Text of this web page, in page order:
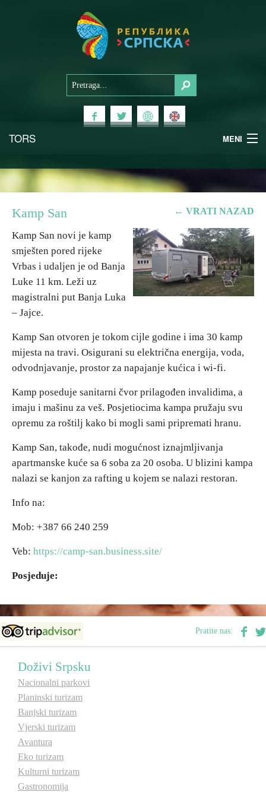
TORS MENI
Planinski turizam
Banjski turizam
Vjerski turizam
Eko turizam
Kulturni turizam
Gastronomija
Lov i ribolov
Seoski turizam
Omladinski turizam
Mapa destinacija
Manifestacije
Smještaj
Multimedija
Foto
Video
← VRATI NAZAD
Kamp San
Kamp San novi je kamp
smješten pored rijeke
Vrbas i udaljen je od Banja
Luke 11 km. Leži uz
magistralni put Banja Luka
– Jajce.
Kamp San otvoren je tokom cijle godine i ima 30 kamp
mijesta na travi. Osigurani su električna energija, voda,
odvodnjavanje, prostor za napajanje kućica i wi-fi.
Kamp poseduje sanitarni čvor prilagođen invalidima, a
imaju i mašinu za veš. Posjetiocima kampa pružaju svu
opremu za roštilj kako bi mogli sami pripremati hranu.
Kamp San, takođe, nudi mogućnost iznajmljivanja
apartmanske kuće sa 6 soba za 20 osoba. U blizini kampa
nalazi se kanjon za rafting u kojem se nalazi restoran.
Info na:
Mob: +387 66 240 259
Veb: https://camp-san.business.site/
Posjeduje:
Pratite nas:
Doživi Srpsku
Nacionalni parkovi
Planinski turizam
Banjski turizam
Vjerski turizam
Avantura
Eko turizam
Kulturni turizam
Gastronomija